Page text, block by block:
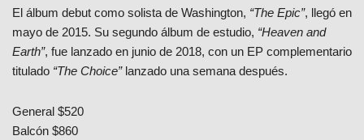
El álbum debut como solista de Washington, “The Epic”, llegó en
mayo de 2015. Su segundo álbum de estudio, “Heaven and
Earth”, fue lanzado en junio de 2018, con un EP complementario
titulado “The Choice”lanzado una semana después.
General $520
Balcón $860